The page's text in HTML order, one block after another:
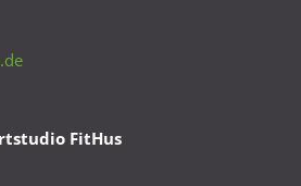
FitHus